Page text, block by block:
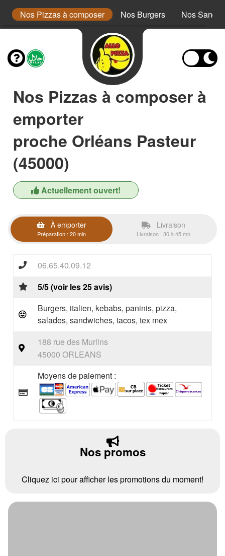
Nos Pizzas à composer Nos Burgers Nos
Nos Pizzas à composer à
emporter
proche Orléans Pasteur
(45000)
Actuellement ouvert!
À emporter
Préparation : 20 min
Livraison
Livraison : 30 à 45 mn
06.65.40.09.12
5/5 (voir les 25 avis)
Burgers, italien, kebabs, paninis, pizza,
salades, sandwiches, tacos, tex mex
188 rue des Murlins
45000 ORLEANS
Moyens de paiement :
Nos promos
Cliquez ici pour afficher les promotions du moment!